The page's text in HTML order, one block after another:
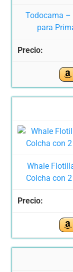
Todocama –
para
Whale
Colcha con